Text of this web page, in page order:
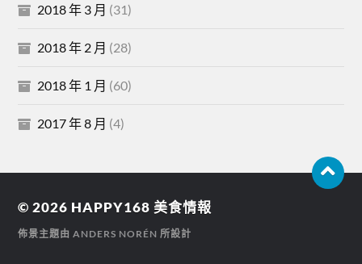
2018 年 3 月 (31)
2018 年 2 月 (28)
2018 年 1 月 (60)
2017 年 8 月 (4)
© 2026 HAPPY168 美食情報
佈景主題由ANDERS NORÉN 所設計